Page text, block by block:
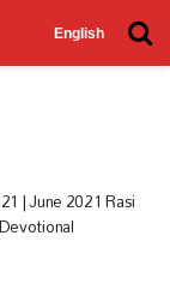
English
| June 2021 Rasi